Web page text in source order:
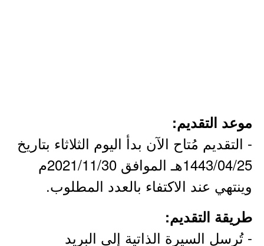
موعد التقديم:
- التقديم مُتاح الآن بدأ اليوم الثلاثاء بتاريخ
1443/04/25هـ الموافق 2021/11/30م
وينتهي عند الاكتفاء بالعدد المطلوب.
طريقة التقديم:
- تُرسل السيرة الذاتية إلى البريد